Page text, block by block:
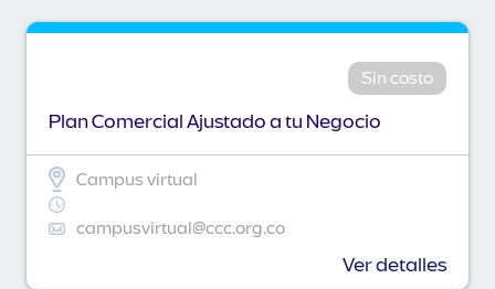
Sin costo
Plan Comercial Ajustado a tu Negocio
Campus virtual
campusvirtual@ccc.org.co
Ver detalles